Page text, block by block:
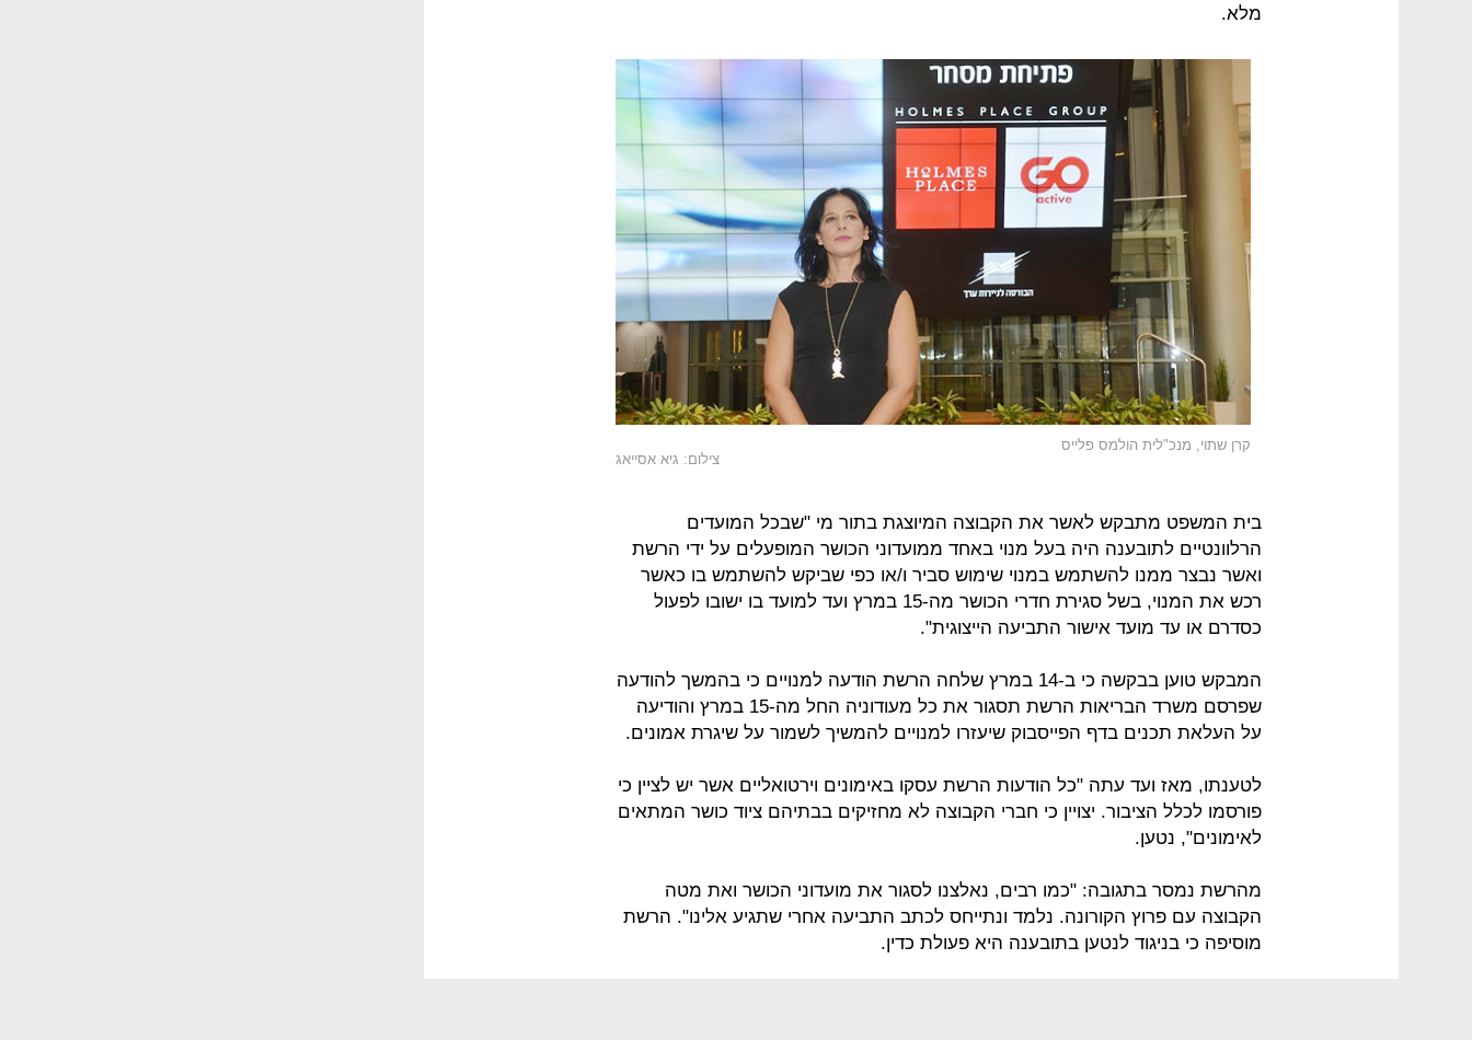
מלא.
קרן שתוי, מנכ"לית הולמס פלייס
צילום: גיא אסייאג
בית המשפט מתבקש לאשר את הקבוצה המיוצגת בתור מי "שבכל המועדים
הרלוונטיים לתובענה היה בעל מנוי באחד ממועדוני הכושר המופעלים על ידי הרשת
ואשר נבצר ממנו להשתמש במנוי שימוש סביר ו/או כפי שביקש להשתמש בו כאשר
רכש את המנוי, בשל סגירת חדרי הכושר מה-15 במרץ ועד למועד בו ישובו לפעול
כסדרם או עד מועד אישור התביעה הייצוגית".
המבקש טוען בבקשה כי ב-14 במרץ שלחה הרשת הודעה למנויים כי בהמשך להודעה
שפרסם משרד הבריאות הרשת תסגור את כל מעודוניה החל מה-15 במרץ והודיעה
על העלאת תכנים בדף הפייסבוק שיעזרו למנויים להמשיך לשמור על שיגרת אמונים.
לטענתו, מאז ועד עתה "כל הודעות הרשת עסקו באימונים וירטואליים אשר יש לציין כי
פורסמו לכלל הציבור. יצויין כי חברי הקבוצה לא מחזיקים בבתיהם ציוד כושר המתאים
לאימונים", נטען.
מהרשת נמסר בתגובה: "כמו רבים, נאלצנו לסגור את מועדוני הכושר ואת מטה
הקבוצה עם פרוץ הקורונה. נלמד ונתייחס לכתב התביעה אחרי שתגיע אלינו". הרשת
מוסיפה כי בניגוד לנטען בתובענה היא פעולת כדין.